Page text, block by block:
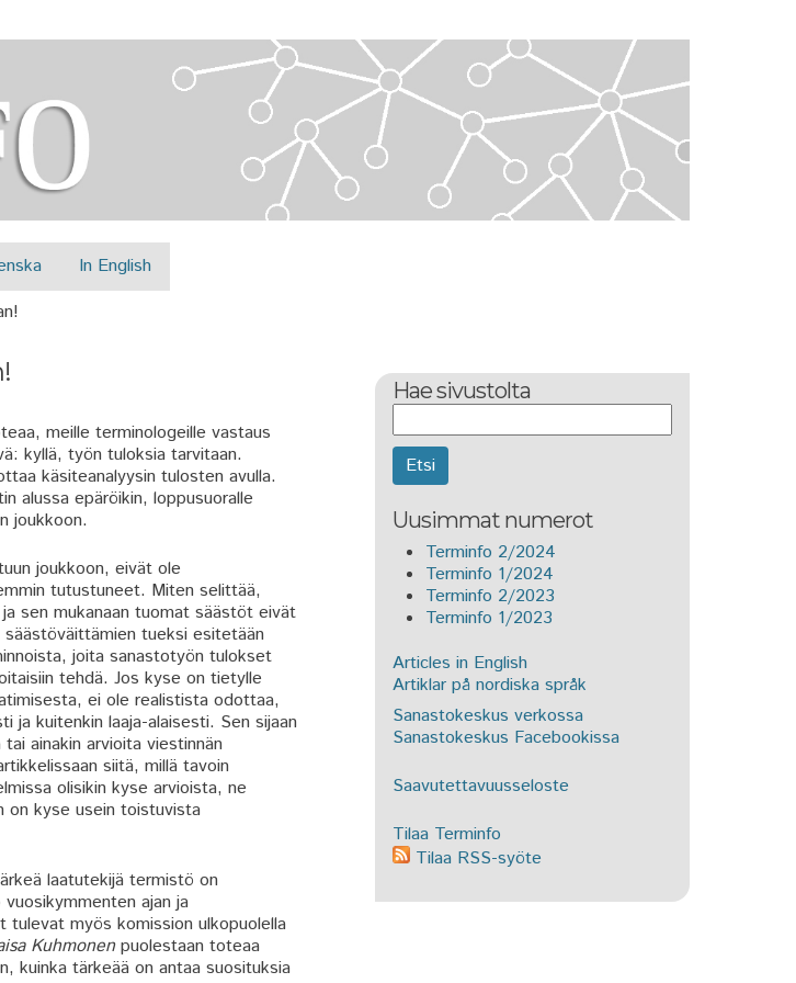
In English
meille terminologeille vastaus
kyllä, työn tuloksia tarvitaan.
käsiteanalyysin tulosten avulla.
alussa epäröikin, loppusuoralle
joukkoon.
joukkoon, eivät ole
tutustuneet. Miten selittää,
sen mukanaan tuomat säästöt eivät
tueksi esitetään
joita sanastotyön tulokset
tehdä. Jos kyse on tietylle
ei ole realistista odottaa,
kuitenkin laaja-alaisesti. Sen sijaan
ainakin arvioita viestinnän
siitä, millä tavoin
olisikin kyse arvioista, ne
on kyse usein toistuvista
laatutekijä termistö on
ajan ja
myös komission ulkopuolella
Kuhmonenpuolestaan toteaa
kuinka tärkeää on antaa suosituksia
Hae sivustolta
Uusimmat numerot
Terminfo 2/2024
Terminfo 1/2024
Terminfo 2/2023
Terminfo 1/2023
Articles in English
Artiklar på nordiska språk
Sanastokeskus verkossa
Sanastokeskus Facebookissa
Saavutettavuusseloste
Tilaa Terminfo
Tilaa RSS-syöte